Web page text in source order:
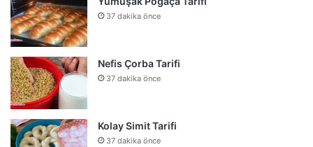
37 dakika önce
Nefis Çorba Tarifi
37 dakika önce
Kolay Simit Tarifi
37 dakika önce